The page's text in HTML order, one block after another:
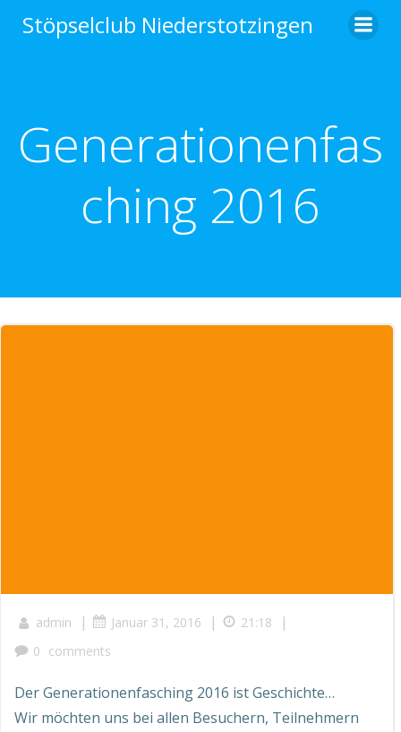
Inhalt
Stöpselclub Niederstotzingen
Generationenfas
ching 2016
admin | Januar 31, 2016 | 21:18 |
0 comments
Der Generationenfasching 2016 ist Geschichte…
Wir möchten uns bei allen Besuchern, Teilnehmern